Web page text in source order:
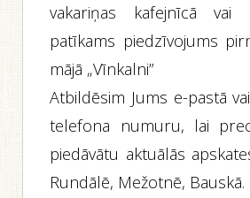
vakariņas kafejnīcā
patīkams piedzīvojums
mājā „Vīnkalni”
Atbildēsim Jums e-pastā
telefona numuru, lai
piedāvātu aktuālās
Rundālē, Mežotnē, Bauskā.